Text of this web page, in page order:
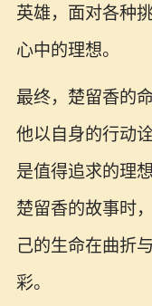
英雄，面对各种
心中的理想。
最终，楚留香的
他以自身的行动
是值得追求的理
楚留香的故事时
己的生命在曲折
彩。